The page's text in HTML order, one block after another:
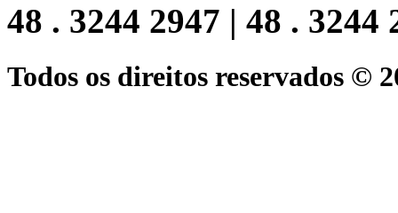
48 . 3244 2947 | 48 . 3244
Todos os direitos reservados ©